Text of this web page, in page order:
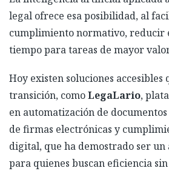
legal ofrece esa posibilidad, al
cumplimiento normativo,
tiempo para tareas de mayor
Hoy existen soluciones accesibles
transición, comoLegaLario,
en automatización de
de firmas electrónicas y
digital, que ha demostrado ser
para quienes buscan eficiencia